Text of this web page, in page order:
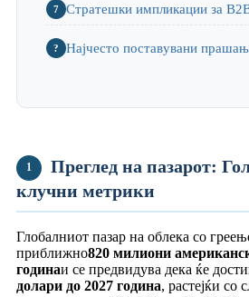
7 Стратешки импликации за
? Најчесто поставувани
1
Преглед на пазарот:
клучни метрики
Глобалниот пазар на облека со
приближно820 милиони
годинаи се предвидува дека ќе
долари до 2027 година, растејќи со